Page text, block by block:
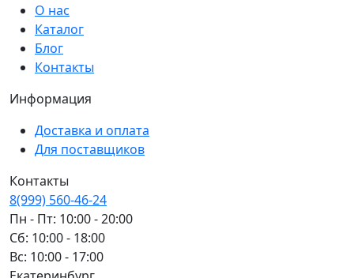
О нас
Каталог
Блог
Контакты
Информация
Доставка и оплата
Для поставщиков
Контакты
8(999) 560-46-24
Пн - Пт: 10:00 - 20:00
Сб: 10:00 - 18:00
Вс: 10:00 - 17:00